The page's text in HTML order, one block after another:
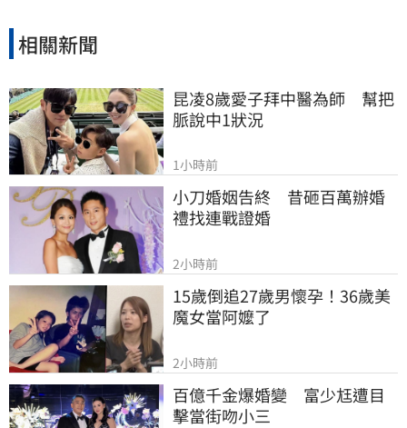
相關新聞
昆凌8歲愛子拜中醫為師　幫把
脈說中1狀況
1小時前
小刀婚姻告終　昔砸百萬辦婚
禮找連戰證婚
2小時前
15歲倒追27歲男懷孕！36歲美
魔女當阿嬤了
2小時前
百億千金爆婚變　富少尪遭目
擊當街吻小三